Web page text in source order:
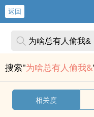
返回
搜索"为啥总有人偷我&
相关度